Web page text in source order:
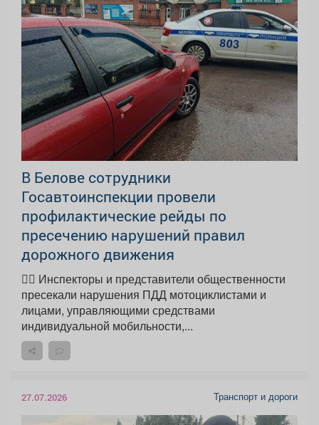
В Белове сотрудники
Госавтоинспекции провели
профилактические рейды по
пресечению нарушений правил
дорожного движения
👮‍♂ Инспекторы и представители общественности
пресекали нарушения ПДД мотоциклистами и
лицами, управляющими средствами
индивидуальной мобильности,...
27.07.2026 Транспорт и дороги